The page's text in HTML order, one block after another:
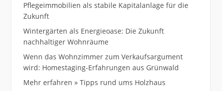
Pflegeimmobilien als stabile Kapitalanlage für die
Zukunft
Wintergärten als Energieoase: Die Zukunft
nachhaltiger Wohnräume
Wenn das Wohnzimmer zum Verkaufsargument
wird: Homestaging-Erfahrungen aus Grünwald
Mehr erfahren » Tipps rund ums Holzhaus